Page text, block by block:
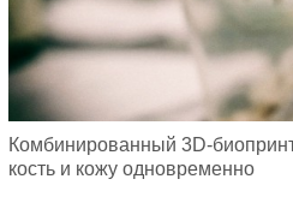
Комбинированный 3D-
кость и кожу одновременно